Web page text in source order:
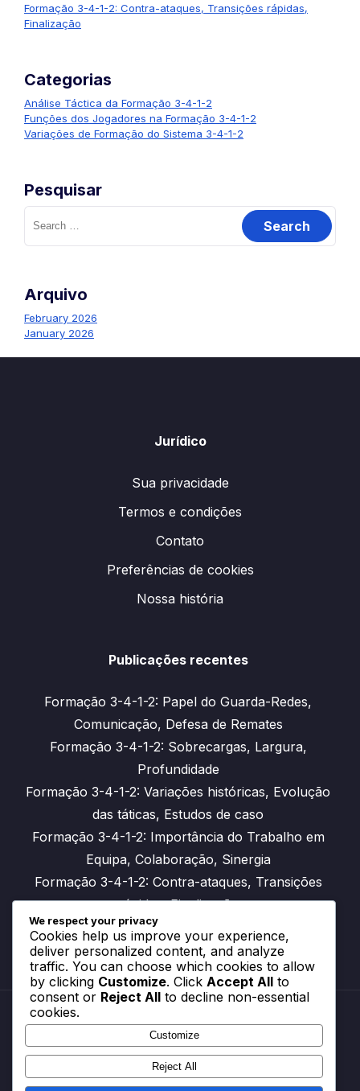
Formação 3-4-1-2: Contra-ataques, Transições rápidas,
Finalização
Categorias
Análise Táctica da Formação 3-4-1-2
Funções dos Jogadores na Formação 3-4-1-2
Variações de Formação do Sistema 3-4-1-2
Pesquisar
Search
for:
Arquivo
February 2026
January 2026
Jurídico
Sua privacidade
Termos e condições
Contato
Preferências de cookies
Nossa história
Publicações recentes
Formação 3-4-1-2: Papel do Guarda-Redes,
Comunicação, Defesa de Remates
Formação 3-4-1-2: Sobrecargas, Largura,
Profundidade
Formação 3-4-1-2: Variações históricas, Evolução
das táticas, Estudos de caso
Formação 3-4-1-2: Importância do Trabalho em
Equipa, Colaboração, Sinergia
Formação 3-4-1-2: Contra-ataques, Transições
rápidas, Finalização
Sua privacidade
Termos e condições
Contato
Preferências de cookies
We respect your privacy
Cookies help us improve your experience,
deliver personalized content, and analyze
traffic. You can choose which cookies to allow
by clicking Customize. Click Accept All to
consent or Reject All to decline non-essential
cookies.
Customize
Reject All